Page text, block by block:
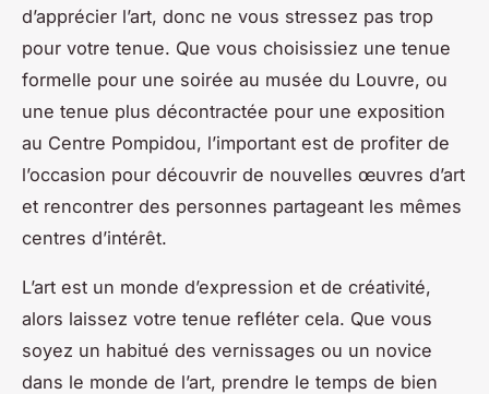
d’apprécier l’art, donc ne vous stressez pas trop
pour votre tenue. Que vous choisissiez une tenue
formelle pour une soirée au musée du Louvre, ou
une tenue plus décontractée pour une exposition
au Centre Pompidou, l’important est de profiter de
l’occasion pour découvrir de nouvelles œuvres d’art
et rencontrer des personnes partageant les mêmes
centres d’intérêt.
L’art est un monde d’expression et de créativité,
alors laissez votre tenue refléter cela. Que vous
soyez un habitué des vernissages ou un novice
dans le monde de l’art, prendre le temps de bien